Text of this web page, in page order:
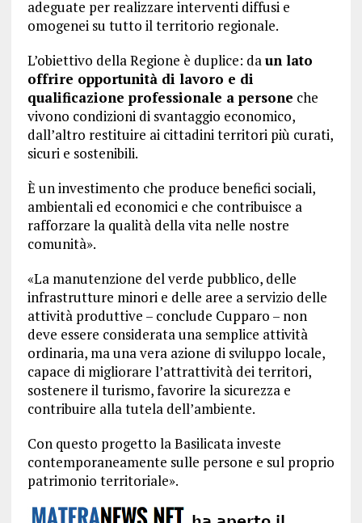
adeguate per realizzare interventi diffusi e
omogenei su tutto il territorio regionale.
L’obiettivo della Regione è duplice: daun lato
offrire opportunità di lavoro e di
qualificazione professionale a persone che
vivono condizioni di svantaggio economico,
dall’altro restituire ai cittadini territori più curati,
sicuri e sostenibili.
È un investimento che produce benefici sociali,
ambientali ed economici e che contribuisce a
rafforzare la qualità della vita nelle nostre
comunità».
«La manutenzione del verde pubblico, delle
infrastrutture minori e delle aree a servizio delle
attività produttive – conclude Cupparo – non
deve essere considerata una semplice attività
ordinaria, ma una vera azione di sviluppo locale,
capace di migliorare l’attrattività dei territori,
sostenere il turismo, favorire la sicurezza e
contribuire alla tutela dell’ambiente.
Con questo progetto la Basilicata investe
contemporaneamente sulle persone e sul proprio
patrimonio territoriale».